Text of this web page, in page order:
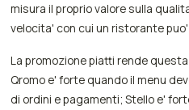
misura il proprio valore sulla
velocita' con cui un ristorante
La promozione piatti rende
Qromo e' forte quando il menu
di ordini e pagamenti; Stello e'